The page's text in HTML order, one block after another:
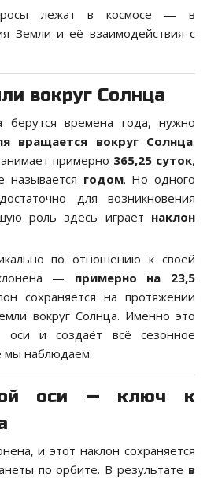
лежат в космосе — в
Земли и её взаимодействия с
вокруг Солнца
берутся времена года, нужно
вращается вокруг Солнца.
примерно 365,25 суток,
называется годом. Но одного
для возникновения
роль здесь играет наклон
по отношению к своей
— примерно на 23,5
сохраняется на протяжении
вокруг Солнца. Именно это
оси и создаёт всё сезонное
мы наблюдаем.
оси — ключ к
и этот наклон сохраняется
по орбите. В результате в